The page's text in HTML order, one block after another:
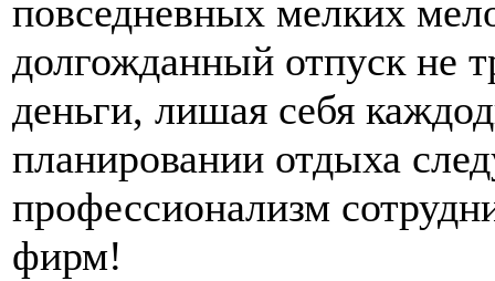
повседневных мелких
долгожданный отпуск не
деньги, лишая себя
планировании отдыха
профессионализм
фирм!